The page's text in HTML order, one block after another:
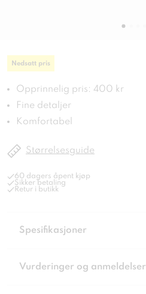
Nedsatt pris
Opprinnelig pris: 400 kr
Fine detaljer
Komfortabel
Størrelsesguide
60 dagers åpent kjøp
Sikker betaling
Retur i butikk
Spesifikasjoner
Vurderinger og anmeldelser